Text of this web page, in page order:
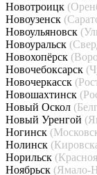
Новотроицк
Новоузенск
Новоульяновск
Новоуральск
Новохопёрск
Новочебоксарск
Новочеркасск
Новошахтинск
Новый Оскол
Новый Уренгой
Ногинск
Нолинск
Норильск
Ноябрьск (Ямало-